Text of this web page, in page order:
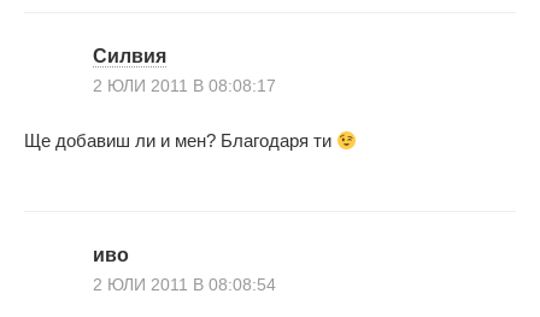
Силвия
2 ЮЛИ 2011 В 08:08:17
Ще добавиш ли и мен? Благодаря ти
иво
2 ЮЛИ 2011 В 08:08:54